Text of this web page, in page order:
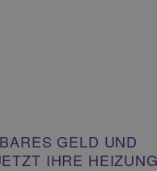
GELD UND
IHRE